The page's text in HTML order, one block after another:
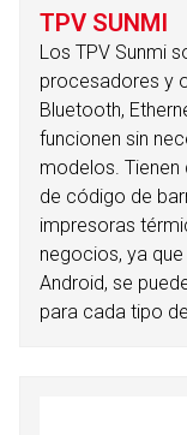
TPV SUNMI
Los TPV Sunmi
procesadores y
Bluetooth,
funcionen sin
modelos.
de código de
impresoras
negocios, ya
Android, se
para cada tipo